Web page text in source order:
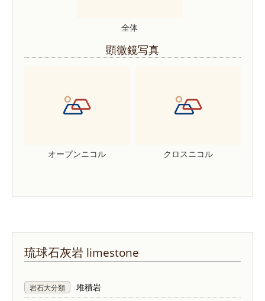
全体
顕微鏡写真
オープンニコル クロスニコル
琉球石灰岩 limestone
岩石大分類 堆積岩